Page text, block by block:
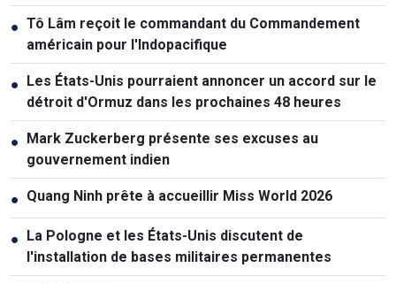
● Tô Lâm reçoit le commandant du Commandement
américain pour l'Indopacifique
● Les États-Unis pourraient annoncer un accord sur le
détroit d'Ormuz dans les prochaines 48 heures
● Mark Zuckerberg présente ses excuses au
gouvernement indien
● Quang Ninh prête à accueillir Miss World 2026
● La Pologne et les États-Unis discutent de
l'installation de bases militaires permanentes